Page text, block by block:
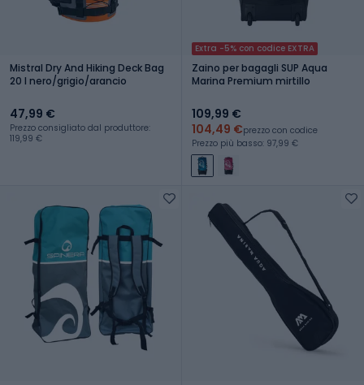
Mistral Dry And Hiking Deck Bag
20 l nero/grigio/arancio
47,99 €
Prezzo consigliato dal produttore:
119,99 €
Extra -5% con codice EXTRA
Zaino per bagagli SUP Aqua
Marina Premium mirtillo
109,99 €
104,49 €prezzo con codice
Prezzo più basso: 97,99 €